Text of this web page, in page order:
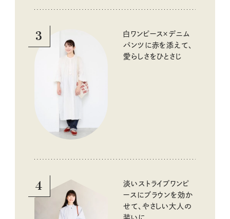
3
白ワンピース×デニム
パンツに赤を添えて、
愛らしさをひとさじ
4
淡いストライプワンピ
ースにブラウンを効か
せて、やさしい大人の
装いに